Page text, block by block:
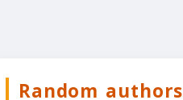
Random authors